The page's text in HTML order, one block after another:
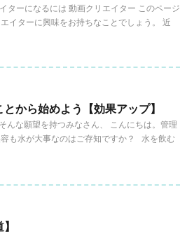
ターになるには 動画クリエイター このページ
イターに興味をお持ちなことでしょう。 近
から始めよう【効果アップ】
んな願望を持つみなさん、 こんにちは。管理
も水が大事なのはご存知ですか？ 水を飲む